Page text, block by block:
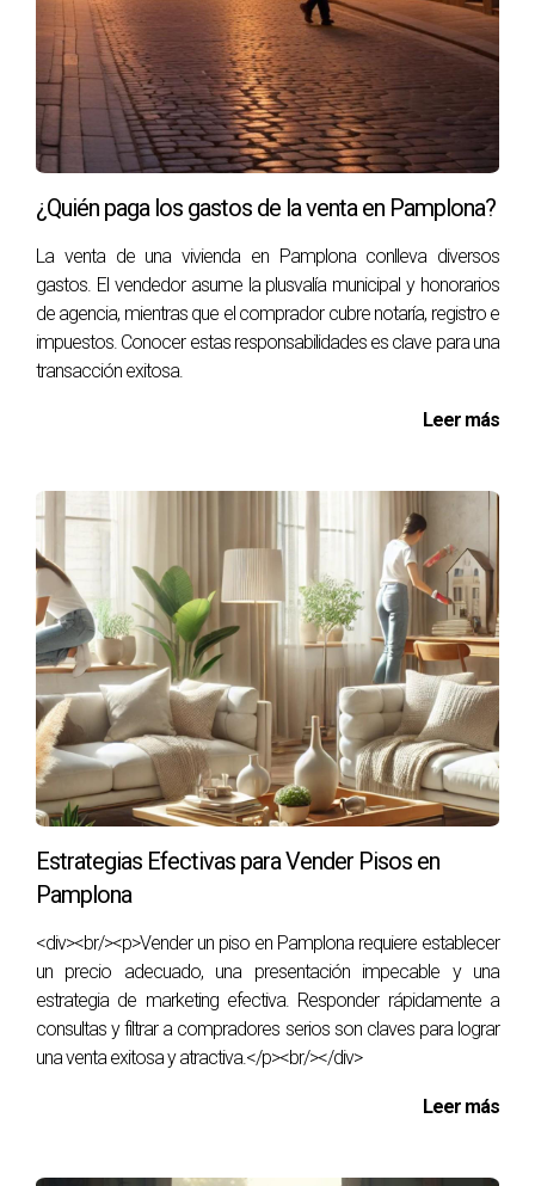
no tienen tiempo para visitar múltiples propiedades. El
apoyo de un agente inmobiliario con experiencia en La
Chantrea también puede hacer una gran diferencia en la
visibilidad y el alcance de tu anuncio.
Tácticas de Publicidad
Listados en Portales Inmobiliarios:Asegúrate de
que tu propiedad esté visible en portales populares,
como Idealista y Fotocasa.
Flyers en la Comunidad:Imprimir flyers atractivos y
distribuirlos en la vecindad puede atraer tanto a
compradores locales como a amigos y familiares.
Redes Sociales:
conectar personalmente con los compradores.
EL IMPACTO DEL PRECIO EN LA
VENTA
El precio de venta es uno de los factores más
determinantes en la decisión de compra. Un precio
demasiado alto puede alejar a los potenciales
compradores, mientras que un precio demasiado bajo
podría hacer que pierdas valor. Es recomendable realizar
un análisis comparativo de mercado con la ayuda de un
agente inmobiliario. Este proceso incluye revisar precios de
viviendas similares en tu área que se hayan vendido
recientemente y ajustar tu precio según las condiciones
actuales del mercado. Un enfoque competitivo y
transparente en el precio creará un ambiente de confianza
y atraerá más interés.
“Un precio justo es la base sobre la cual se
propiedad.”
¿Quién paga los gastos de la venta en Pamplona?
La venta de una vivienda en Pamplona conlleva diversos
gastos. El vendedor asume la plusvalía municipal y honorarios
de agencia, mientras que el comprador cubre notaría, registro e
impuestos. Conocer estas responsabilidades es clave para una
transacción exitosa.
Leer más
Estrategias Efectivas para Vender Pisos en
Pamplona
<div><br/><p>Vender un piso en Pamplona requiere establecer
un precio adecuado, una presentación impecable y una
estrategia de marketing efectiva. Responder rápidamente a
consultas y filtrar a compradores serios son claves para lograr
una venta exitosa y atractiva.</p><br/></div>
Leer más